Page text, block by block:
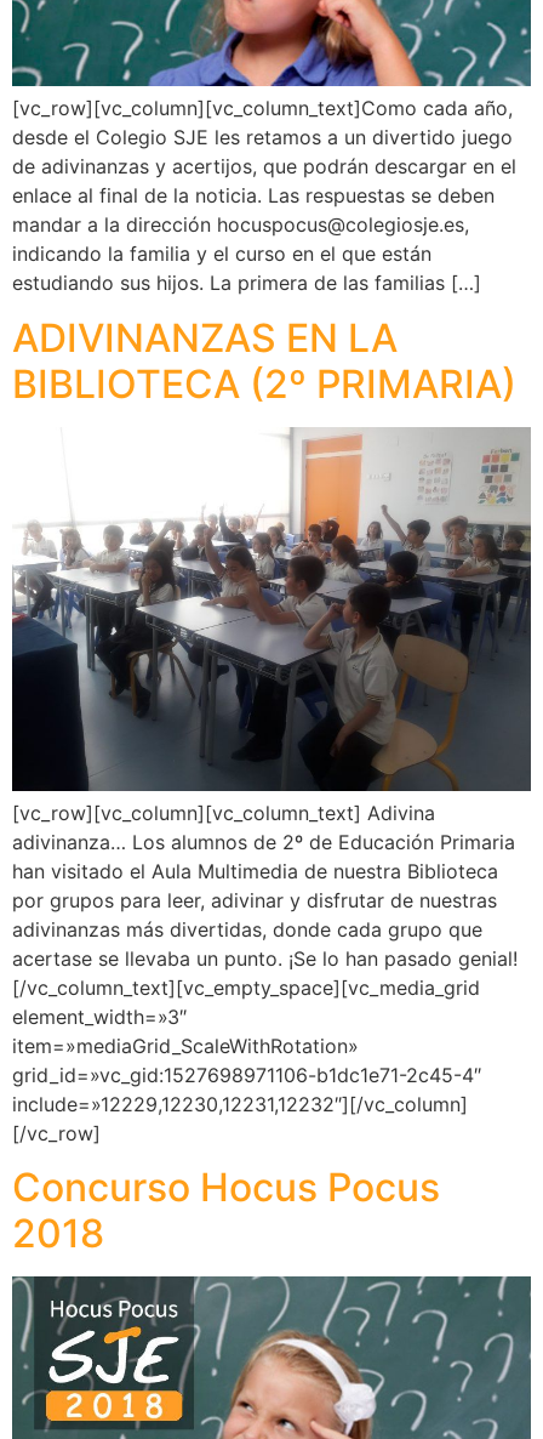
[vc_row][vc_column][vc_column_text]Como cada año,
desde el Colegio SJE les retamos a un divertido juego
de adivinanzas y acertijos, que podrán descargar en el
enlace al final de la noticia. Las respuestas se deben
mandar a la dirección hocuspocus@colegiosje.es,
indicando la familia y el curso en el que están
estudiando sus hijos. La primera de las familias […]
ADIVINANZAS EN LA
BIBLIOTECA (2º PRIMARIA)
[vc_row][vc_column][vc_column_text] Adivina
adivinanza… Los alumnos de 2º de Educación Primaria
han visitado el Aula Multimedia de nuestra Biblioteca
por grupos para leer, adivinar y disfrutar de nuestras
adivinanzas más divertidas, donde cada grupo que
acertase se llevaba un punto. ¡Se lo han pasado genial!
[/vc_column_text][vc_empty_space][vc_media_grid
element_width=»3″
item=»mediaGrid_ScaleWithRotation»
grid_id=»vc_gid:1527698971106-b1dc1e71-2c45-4″
include=»12229,12230,12231,12232″][/vc_column]
[/vc_row]
Concurso Hocus Pocus
2018